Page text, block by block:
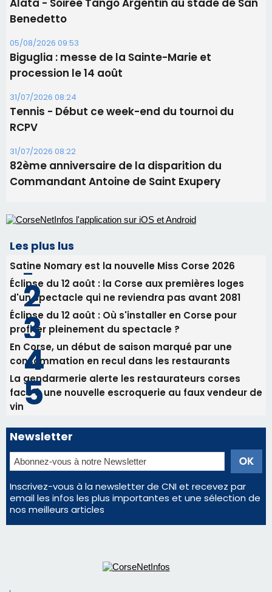
31/07/2026 08:22
82ème anniversaire de la disparition du
Commandant Antoine de Saint Exupery
Les plus lus
Satine Nomary est la nouvelle Miss Corse 2026
d'un spectacle qui ne reviendra pas avant 2081
Éclipse du 12 août : Où s'installer en Corse pour
profiter pleinement du spectacle ?
consommation en recul dans les restaurants
face à une nouvelle escroquerie au faux vendeur de
vin
Newsletter
Inscrivez-vous à la newsletter de CNI et recevez par
email les infos les plus importantes et une sélection de
nos meilleurs articles
Régie publicitaire
Nous contacter
© 2026 corsenetinfos